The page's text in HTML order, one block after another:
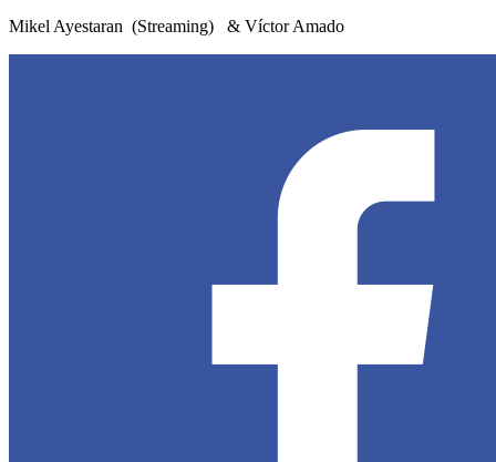
Mikel Ayestaran (Streaming) & Víctor Amado